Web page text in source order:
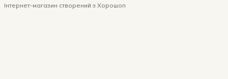
Інтернет-магазин створений з Хорошоп